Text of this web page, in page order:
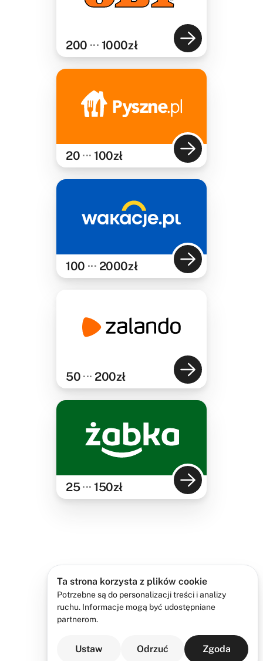
200 ··· 1000zł
20 ··· 100zł
100 ··· 2000zł
50 ··· 200zł
25··· 150zł
Ta strona korzysta z plików cookie
Potrzebne są do personalizacji treści i analizy
ruchu. Informacje mogą być udostępniane
partnerom.
Ustaw Odrzuć Zgoda